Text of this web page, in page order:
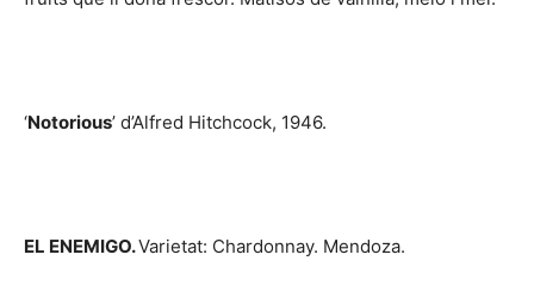
‘Notorious’ d’Alfred Hitchcock, 1946.
EL ENEMIGO.Varietat: Chardonnay. Mendoza.